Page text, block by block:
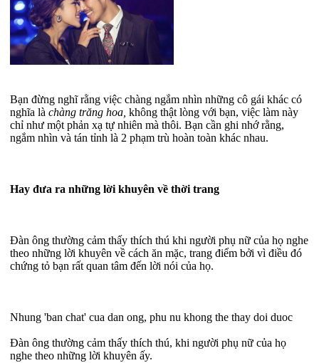
Bạn đừng nghĩ rằng việc chàng ngắm nhìn những cô gái khác có
nghĩa là chàng trăng hoa, không thật lòng với bạn, việc làm này
chỉ như một phản xạ tự nhiên mà thôi. Bạn cần ghi nhớ rằng,
ngắm nhìn và tán tỉnh là 2 phạm trù hoàn toàn khác nhau.
Hay đưa ra những lời khuyên về thời trang
Đàn ông thường cảm thấy thích thú khi người phụ nữ của họ nghe
theo những lời khuyên về cách ăn mặc, trang điểm bởi vì điều đó
chứng tỏ bạn rất quan tâm đến lời nói của họ.
Nhung 'ban chat' cua dan ong, phu nu khong the thay doi duoc
Đàn ông thường cảm thấy thích thú, khi người phụ nữ của họ
nghe theo những lời khuyên ấy.